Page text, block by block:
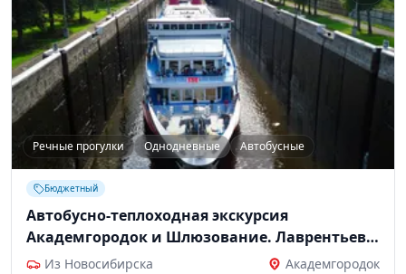
Речные прогулки Однодневные Автобусные
Бюджетный
Автобусно-теплоходная экскурсия
Академгородок и Шлюзование. Лаврентьев
турИз Новосибирска
Академгородок